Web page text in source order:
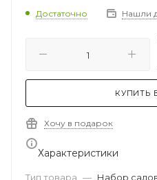
Достаточно Нашли
КУПИТЬ
Хочу в подарок
Характеристики
Тип товара — Набор